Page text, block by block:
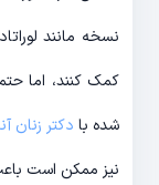
نسخه مانند
کمک کنند، اما
شده با دکتر زنان
نیز ممکن است